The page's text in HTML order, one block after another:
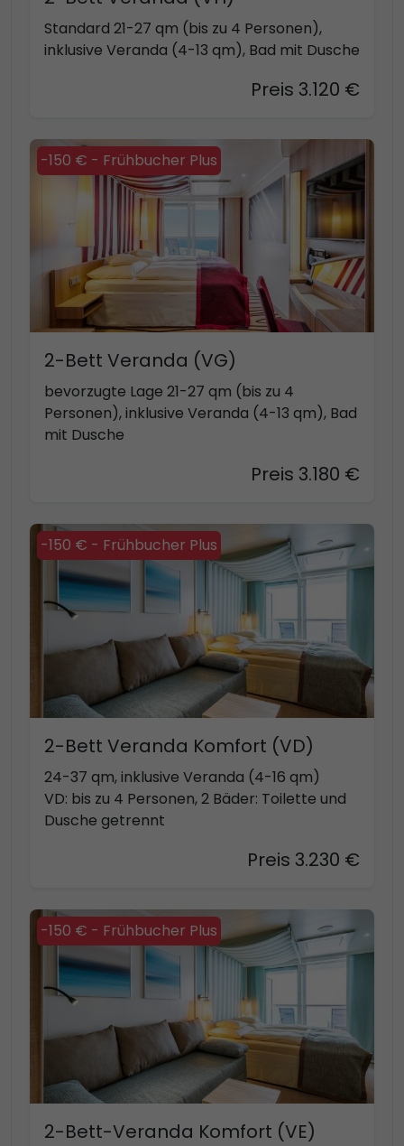
Standard 21-27 qm (bis zu 4 Personen),
inklusive Veranda (4-13 qm), Bad mit Dusche
Preis 3.120 €
-150 € - Frühbucher Plus
2-Bett Veranda (VG)
bevorzugte Lage 21-27 qm (bis zu 4
Personen), inklusive Veranda (4-13 qm), Bad
mit Dusche
Preis 3.180 €
-150 € - Frühbucher Plus
2-Bett Veranda Komfort (VD)
24-37 qm, inklusive Veranda (4-16 qm)
VD: bis zu 4 Personen, 2 Bäder: Toilette und
Dusche getrennt
Preis 3.230 €
-150 € - Frühbucher Plus
2-Bett-Veranda Komfort (VE)